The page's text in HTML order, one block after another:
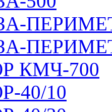
КМЧ-700
40/10